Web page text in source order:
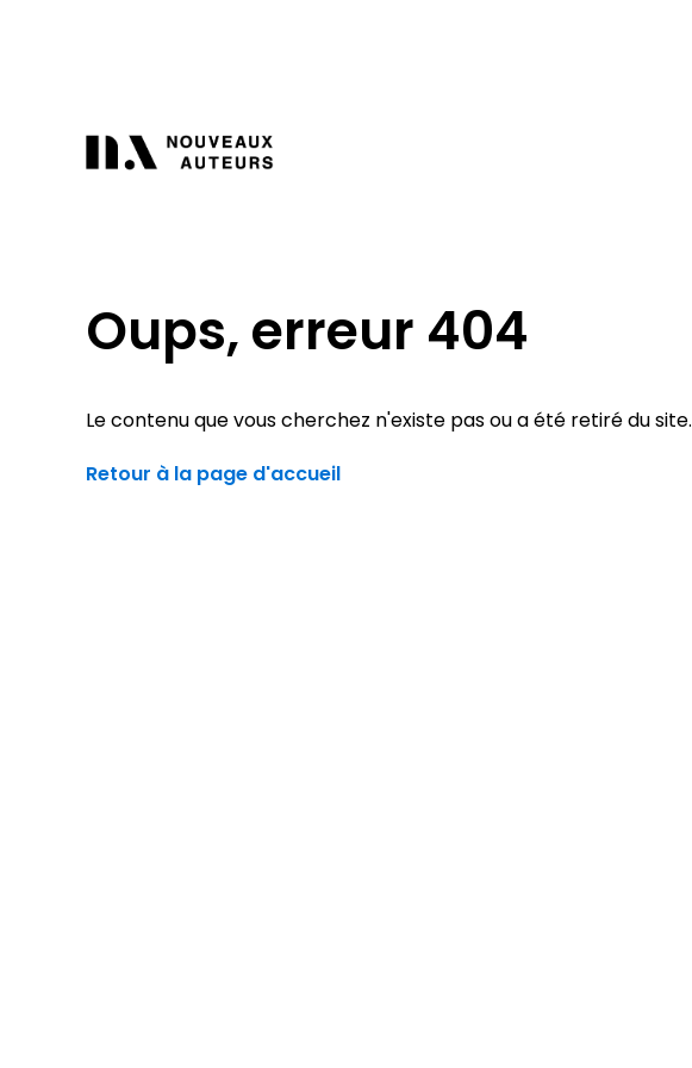
Oups, erreur 404
Le contenu que vous cherchez n'existe pas ou a été retiré du site.
Retour à la page d'accueil